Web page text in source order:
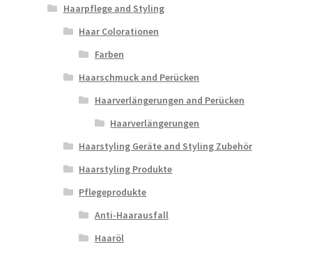
Haarpflege and Styling
Haar Colorationen
Farben
Haarschmuck and Perücken
Haarverlängerungen and Perücken
Haarverlängerungen
Haarstyling Geräte and Styling Zubehör
Haarstyling Produkte
Pflegeprodukte
Anti-Haarausfall
Haaröl